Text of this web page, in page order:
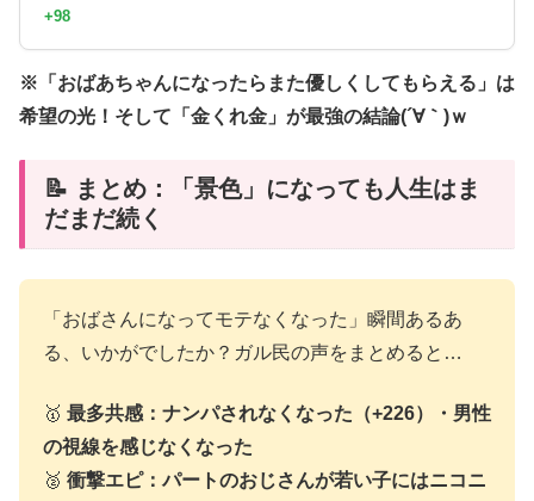
+98
※「おばあちゃんになったらまた優しくしてもらえる」は
希望の光！そして「金くれ金」が最強の結論(´∀｀)ｗ
📝 まとめ：「景色」になっても人生はま
だまだ続く
「おばさんになってモテなくなった」瞬間あるあ
る、いかがでしたか？ガル民の声をまとめると…
🥇 最多共感：ナンパされなくなった（+226）・男性
の視線を感じなくなった
🥈 衝撃エピ：パートのおじさんが若い子にはニコニ